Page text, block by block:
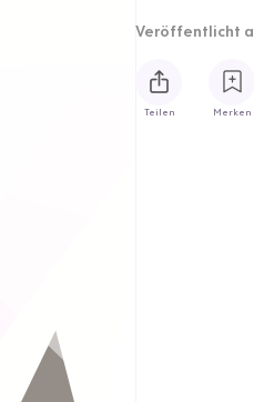
Veröffentlicht
Teilen Merken